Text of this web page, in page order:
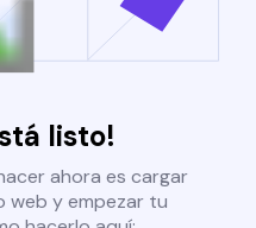
listo!
ahora es cargar
web y empezar tu